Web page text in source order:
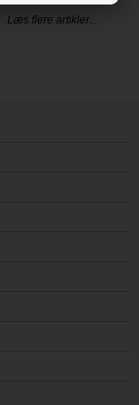
Læs flere artikler...